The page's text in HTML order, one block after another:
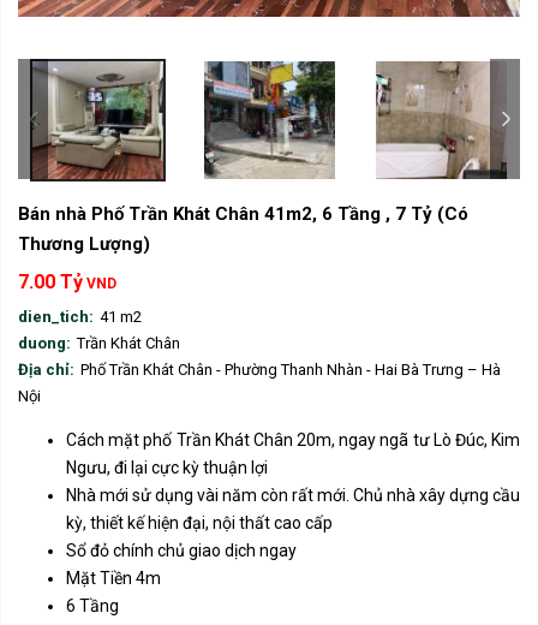
Bán nhà Phố Trần Khát Chân 41m2, 6 Tầng , 7 Tỷ (Có
Thương Lượng)
7.00 Tỷ VND
dien_tich: 41 m2
duong: Trần Khát Chân
Địa chỉ: Phố Trần Khát Chân - Phường Thanh Nhàn - Hai Bà Trưng – Hà
Nội
Cách mặt phố Trần Khát Chân 20m, ngay ngã tư Lò Đúc, Kim
Ngưu, đi lại cực kỳ thuận lợi
Nhà mới sử dụng vài năm còn rất mới. Chủ nhà xây dựng cầu
kỳ, thiết kế hiện đại, nội thất cao cấp
Sổ đỏ chính chủ giao dịch ngay
Mặt Tiền 4m
6 Tầng